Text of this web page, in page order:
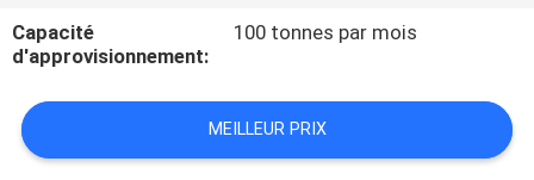
CONTRÔLE
DE
QUALITÉ
Capacité
d'approvisionnement:
100 tonnes par mois
MEILLEUR PRIX